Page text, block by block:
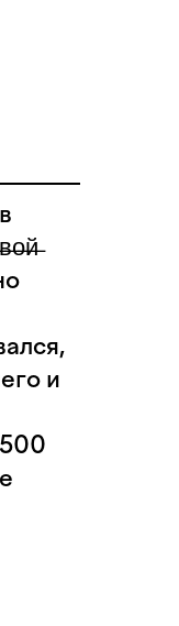
и